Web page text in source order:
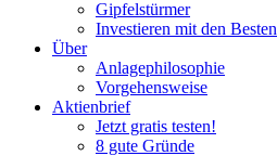
Gipfelstürmer
Investieren mit den Besten
Über
Anlagephilosophie
Vorgehensweise
Aktienbrief
Jetzt gratis testen!
8 gute Gründe